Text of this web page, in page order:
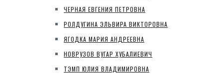
ЧЕРНАЯ ЕВГЕНИЯ ПЕТРОВНА
РОЛДУГИНА ЭЛЬВИРА ВИКТОРОВНА
ЯГОДКА МАРИЯ АНДРЕЕВНА
НОВРУЗОВ ВУГАР ХУБАЛИЕВИЧ
ТЭМП ЮЛИЯ ВЛАДИМИРОВНА